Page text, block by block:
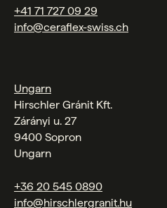
+41 71 727 09 29
info@ceraflex-swiss.ch
Ungarn
Hirschler Gránit Kft.
Zárányi u. 27
9400 Sopron
Ungarn
+36 20 545 0890
info@hirschlergranit.hu